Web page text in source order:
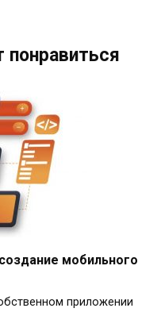
мобильного
приложении